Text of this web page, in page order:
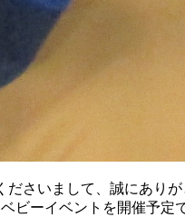
さいまして、誠にあり
ビーイベントを開催予